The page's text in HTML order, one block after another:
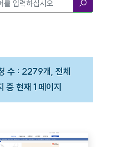
수 : 2279개, 전체
중 현재 1 페이지